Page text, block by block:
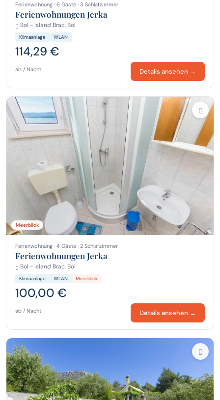
Ferienwohnung · 6 Gäste · 3 Schlafzimmer
Ferienwohnungen Jerka
Bol - island Brac, Bol
Klimaanlage WLAN
114,29 €
ab / Nacht Details ansehen →
Meerblick
Ferienwohnung · 4 Gäste · 2 Schlafzimmer
Ferienwohnungen Jerka
Bol - island Brac, Bol
Klimaanlage WLAN Meerblick
100,00 €
ab / Nacht Details ansehen →